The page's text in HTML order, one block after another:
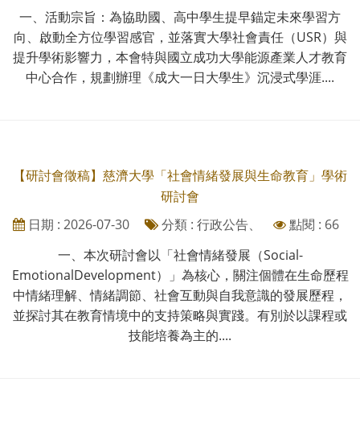
一、活動宗旨：為協助國、高中學生提早錨定未來學習方
向、啟動全方位學習感官，並落實大學社會責任（USR）與
提升學術影響力，本會特與國立成功大學能源產業人才教育
中心合作，規劃辦理《成大一日大學生》沉浸式學涯....
【研討會徵稿】慈濟大學「社會情緒發展與生命教育」學術
研討會
日期 : 2026-07-30
分類 : 行政公告、
點閱 : 66
一、本次研討會以「社會情緒發展（Social-
EmotionalDevelopment）」為核心，關注個體在生命歷程
中情緒理解、情緒調節、社會互動與自我意識的發展歷程，
並探討其在教育情境中的支持策略與實踐。有別於以課程或
技能培養為主的....